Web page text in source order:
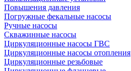
Повышения давления
Погружные фекальные насосы
Ручные насосы
Скважинные насосы
Циркуляционные насосы ГВС
Циркуляционные насосы отопления
Циркуляционные резьбовые